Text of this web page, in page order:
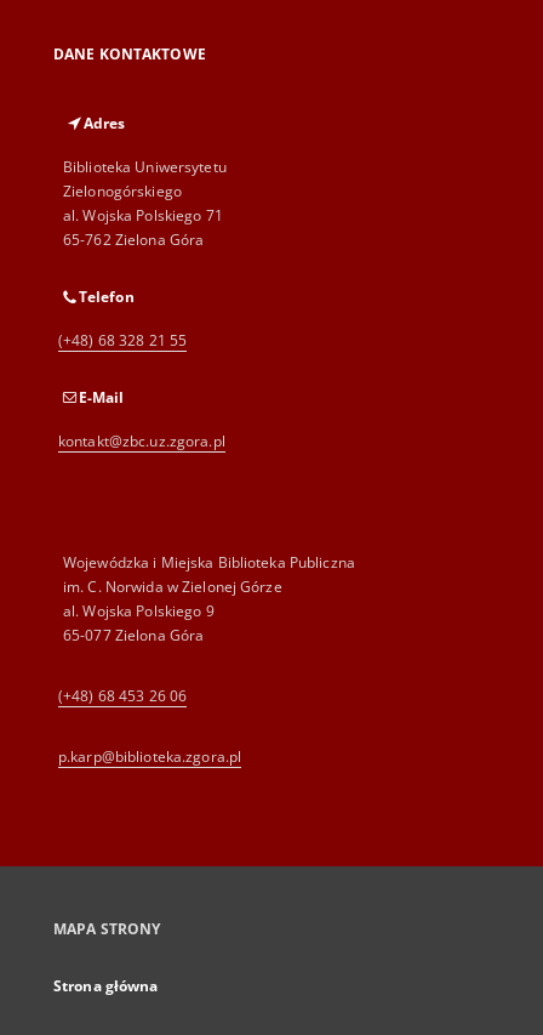
DANE KONTAKTOWE
Adres
Biblioteka Uniwersytetu
Zielonogórskiego
al. Wojska Polskiego 71
65-762 Zielona Góra
Telefon
(+48) 68 328 21 55
E-Mail
kontakt@zbc.uz.zgora.pl
Wojewódzka i Miejska Biblioteka Publiczna
im. C. Norwida w Zielonej Górze
al. Wojska Polskiego 9
65-077 Zielona Góra
(+48) 68 453 26 06
p.karp@biblioteka.zgora.pl
MAPA STRONY
Strona główna